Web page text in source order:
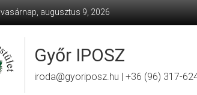
vasárnap, augusztus 9, 2026
Győr IPOSZ
iroda@gyoriposz.hu | +36 (96) 317-